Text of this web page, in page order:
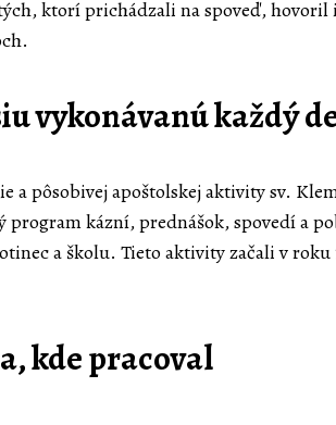
ktorí prichádzali na spoveď,
vykonávanú každý
a pôsobivej apoštolskej aktivity sv.
kázní, prednášok, spovedí a
a školu. Tieto aktivity začali v roku
kde pracoval